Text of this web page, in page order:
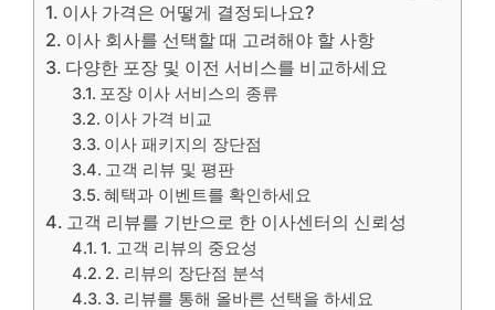
이사 가격은 어떻게 결정되나요?
이사 회사를 선택할 때 고려해야 할 사항
다양한 포장 및 이전 서비스를 비교하세요
포장 이사 서비스의 종류
이사 가격 비교
이사 패키지의 장단점
고객 리뷰 및 평판
혜택과 이벤트를 확인하세요
고객 리뷰를 기반으로 한 이사센터의 신뢰성
1. 고객 리뷰의 중요성
2. 리뷰의 장단점 분석
3. 리뷰를 통해 올바른 선택을 하세요